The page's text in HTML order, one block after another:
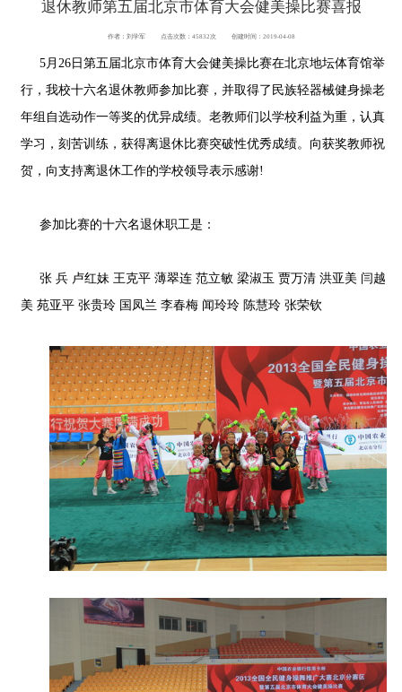
退休教师第五届北京市体育大会健美操比赛喜报
作者：刘学军 点击次数：45832次 创建时间：2019-04-08
5月26日第五届北京市体育大会健美操比赛在北京地坛体育馆举
行，我校十六名退休教师参加比赛，并取得了民族轻器械健身操老
年组自选动作一等奖的优异成绩。老教师们以学校利益为重，认真
学习，刻苦训练，获得离退休比赛突破性优秀成绩。向获奖教师祝
贺，向支持离退休工作的学校领导表示感谢!
参加比赛的十六名退休职工是：
张 兵 卢红妹 王克平 薄翠连 范立敏 梁淑玉 贾万清 洪亚美 闫越
美 苑亚平 张贵玲 国凤兰 李春梅 闻玲玲 陈慧玲 张荣钦